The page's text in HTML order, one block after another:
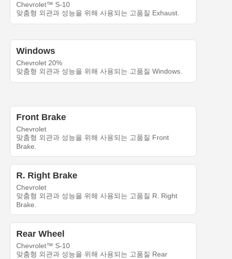
Chevrolet™ S-10
맞춤형 외관과 성능을 위해 사용되는 고품질 Exhaust.
Windows
Chevrolet 20%
맞춤형 외관과 성능을 위해 사용되는 고품질 Windows.
Front Brake
Chevrolet
맞춤형 외관과 성능을 위해 사용되는 고품질 Front
Brake.
R. Right Brake
Chevrolet
맞춤형 외관과 성능을 위해 사용되는 고품질 R. Right
Brake.
Rear Wheel
Chevrolet™ S-10
맞춤형 외관과 성능을 위해 사용되는 고품질 Rear